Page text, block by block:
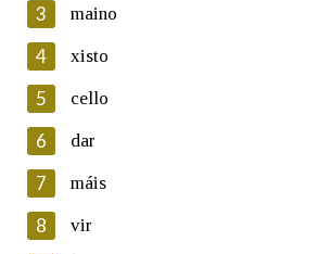
En cumprimento da normativa vixente en
Protección de Datos de Carácter Persoal, a
Galega informa a aqueles usuarios que faciliten
electrónico, así como calquera outra
persoal, que estes datos serán obxecto de
automatizado de carácter confidencial e
ficheiros informáticos. Así mesmo, os usuarios
seu dereito de acceso, rectificación, oposición e
seus datos poñéndose en contacto connosco.
Lin e acepto as condicións da
3 maino
4 xisto
5 cello
6 dar
7 máis
8 vir